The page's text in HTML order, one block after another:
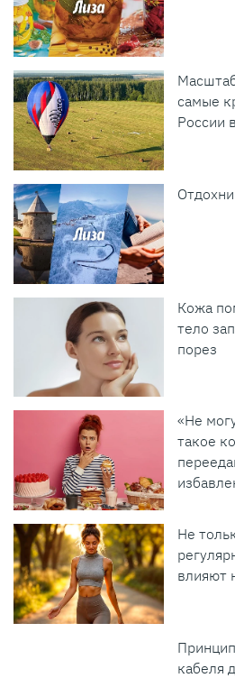
самые
России
Кожа
тело
порез
«Не
такое
Не
влияют
кабеля